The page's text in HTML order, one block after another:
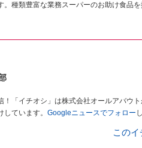
。種類豊富な業務スーパーのお助け食品
「イチオシ」は株式会社オールアバウ
ています。 Googleニュースでフォロー
この